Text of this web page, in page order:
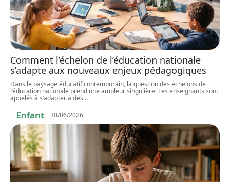
Comment l’échelon de l’éducation nationale
s’adapte aux nouveaux enjeux pédagogiques
Dans le paysage éducatif contemporain, la question des échelons de
l’éducation nationale prend une ampleur singulière. Les enseignants sont
appelés à s’adapter à des…
Enfant 30/06/2026